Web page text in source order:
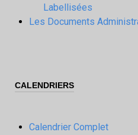
Labellisées
Les Documents
CALENDRIERS
Calendrier Complet